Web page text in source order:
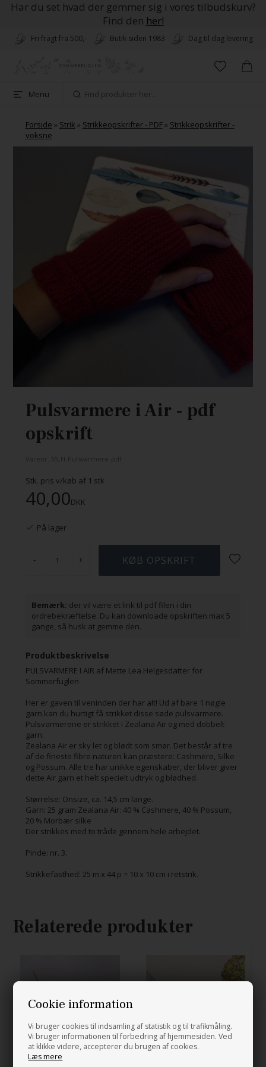
Har du set hvad der gemmer sig i vores tilbudskurv?
Find den her!
Cookie information
Vi bruger cookies til indsamling af statistik og til trafikmåling.
Vi bruger informationen til forbedring af hjemmesiden. Ved
at klikke videre, accepterer du brugen af cookies.
Læs mere
Fri fragt fra 500,- Butik siden 1983 Dag til dag levering
Menu
Forside » Strik » Strikkeopskrifter - PDF» Strikkeopskrifter -
voksne
Pulsvarmere i Air - pdf
opskrift
MLH-Pulsvarmere-pdf
Stk. pris v/køb af 1 stk
40,00DKK
På lager
- +
Bemærk: der vil være et link til pdf filen i din
ordrebekræftelse. Du kan downloade opskriften max 5
gange, så husk at gemme den.
Produktbeskrivelse
PULSVARMERE I AIR af Mette Lea Helgesdatter for
Sommerfuglen
Her er gaven til veninden der har alt! Ud af bare 1 nøgle
garn kan du hurtigt få strikket disse søde pulsvarmere.
Pulsvarmerene er strikket i Zealana Air og med dobbelt
garn.
Zealana Air er sky let og blødt som smør. Det består af tre
af de fineste fibre naturen kan præstere: Cashmere, Silke
og Possum. Alle tre har unikke egenskaber, der bliver giver
dette Air garn et helt specielt udtryk og blødhed.
Størrelse: Onsize, ca. 14,5 cm lange.
Garn: 25 gram Zealana Air: 40 % Cashmere, 40 % Possum,
20 % Morbær silke
Der strikkes med to tråde gennem hele arbejdet.
Pinde: nr. 3.
Strikkefasthed: 25 m x 44 p = 10 x 10 cm i retstrik.
Relaterede produkter